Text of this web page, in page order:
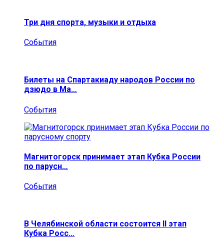
Три дня спорта, музыки и отдыха
События
Билеты на Спартакиаду народов России по
дзюдо в Ма…
События
Магнитогорск принимает этап Кубка России
по парусн…
События
В Челябинской области состоится II этап
Кубка Росс…